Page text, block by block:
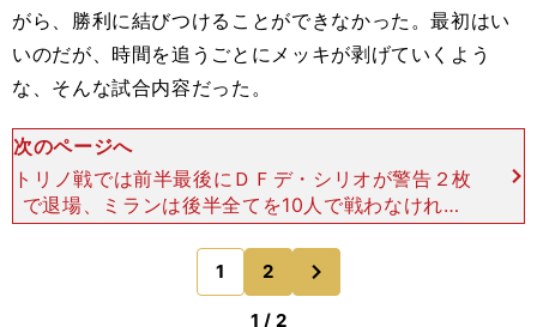
がら、勝利に結びつけることができなかった。最初はい
いのだが、時間を追うごとにメッキが剥げていくよう
な、そんな試合内容だった。
次のページへ
トリノ戦では前半最後にＤＦデ・シリオが警告２枚
で退場、ミランは後半全てを10人で戦わなければ
ならなかった。後半は最初からミランはトリノの包
囲網を突破するのに苦労するようになった。失点を
恐れてか中盤から
1 2
1 / 2